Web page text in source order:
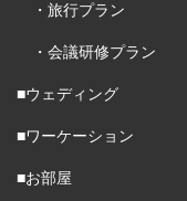
・旅行プラン
・会議研修プラン
■ウェディング
■ワーケーション
■お部屋